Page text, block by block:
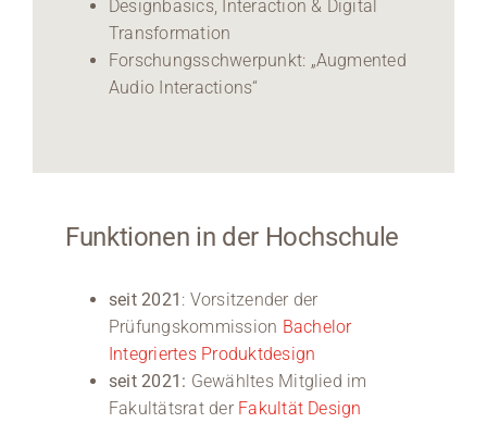
Designbasics, Interaction & Digital
Transformation
Forschungsschwerpunkt: „Augmented
Audio Interactions“
Funktionen in der Hochschule
seit 2021 : Vorsitzender der
Prüfungskommission Bachelor
Integriertes Produktdesign
seit 2021: Gewähltes Mitglied im
Fakultätsrat der Fakultät Design